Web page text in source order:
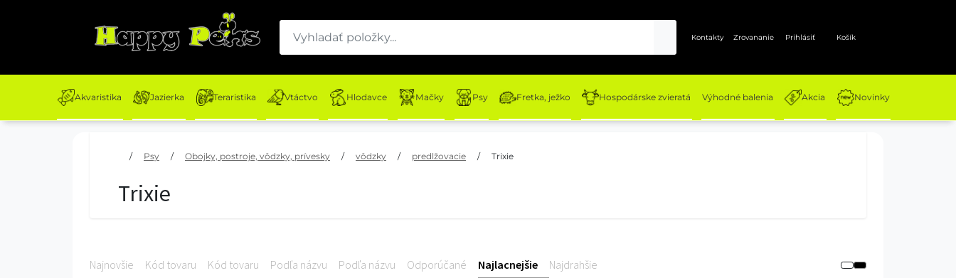
Kontakty Zrovananie Prihlásiť Košík
Akvaristika Jazierka Teraristika Vtáctvo Hlodavce Mačky Psy Fretka, ježko Hospodárske zvieratá Výhodné balenia Akcia Novinky
/ Psy / Obojky, postroje, vôdzky, prívesky / vôdzky / predlžovacie / Trixie
Trixie
Najnovšie Kód tovaru Kód tovaru Podľa názvu Podľa názvu Odporúčané Najlacnejšie Najdrahšie